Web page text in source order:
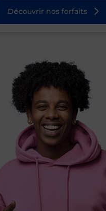
Découvrir nos forfaits